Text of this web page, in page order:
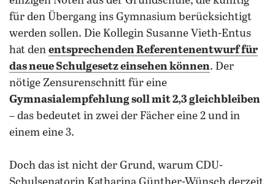
für den Übergang ins Gymnasium berücksichtigt
werden sollen. Die Kollegin Susanne Vieth-Entus
hat den entsprechenden Referentenentwurf für
das neue Schulgesetz einsehen können. Der
nötige Zensurenschnitt für eine
Gymnasialempfehlung soll mit 2,3 gleichbleiben
– das bedeutet in zwei der Fächer eine 2 und in
einem eine 3.
Doch das ist nicht der Grund, warum CDU-